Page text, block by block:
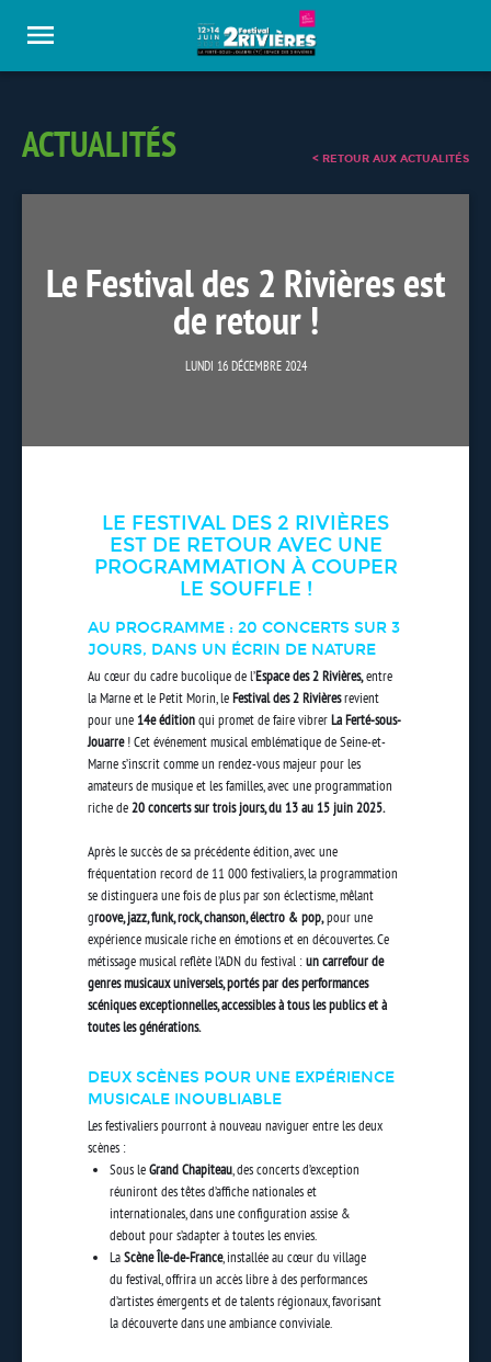
ACTUALITÉS < RETOUR AUX ACTUALITÉS
Le Festival des 2 Rivières est
de retour !
LUNDI 16 DÉCEMBRE 2024
LE FESTIVAL DES 2 RIVIÈRES
EST DE RETOUR AVEC UNE
PROGRAMMATION À COUPER
LE SOUFFLE !
AU PROGRAMME : 20 CONCERTS SUR 3
JOURS, DANS UN ÉCRIN DE NATURE
Au cœur du cadre bucolique de l’Espace des 2 Rivières,entre
la Marne et le Petit Morin, leFestival des 2 Rivièresrevient
pour une 14e éditionqui promet de faire vibrerLa Ferté-sous-
Jouarre ! Cet événement musical emblématique de Seine-et-
Marne s’inscrit comme un rendez-vous majeur pour les
amateurs de musique et les familles, avec une programmation
riche de20 concerts sur trois jours, du 13 au 15 juin 2025.
Après le succès de sa précédente édition, avec une
fréquentation record de 11 000 festivaliers, la programmation
se distinguera une fois de plus par son éclectisme, mêlant
groove, jazz, funk, rock, chanson, électro & pop,pour une
expérience musicale riche en émotions et en découvertes. Ce
métissage musical reflète l’ADN du festival :un carrefour de
genres musicaux universels, portés par des performances
scéniques exceptionnelles, accessibles à tous les publics et à
toutes les générations.
DEUX SCÈNES POUR UNE EXPÉRIENCE
MUSICALE INOUBLIABLE
Les festivaliers pourront à nouveau naviguer entre les deux
scènes :
Sous leGrand Chapiteau, des concerts d’exception
réuniront des têtes d’affiche nationales et
internationales, dans une configuration assise &
debout pour s’adapter à toutes les envies.
LaScène Île-de-France, installée au cœur du village
du festival, offrira un accès libre à des performances
d’artistes émergents et de talents régionaux, favorisant
la découverte dans une ambiance conviviale.